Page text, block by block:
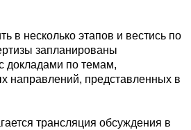
в несколько этапов и вестись по
запланированы
докладами по темам,
направлений, представленных в
трансляция обсуждения в